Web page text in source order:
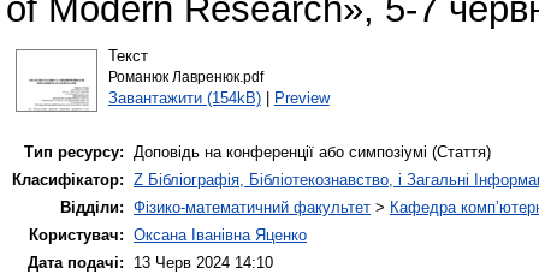
of Modern Research», 5-7
Текст
Романюк Лавренюк.pdf
Завантажити (154kB)| Preview
Тип ресурсу: Доповідь на конференції або симпозіумі (Стаття)
Класифікатор: Z Бібліографія, Бібліотекознавство, і Загальні
Відділи: Фізико-математичний факультет > Кафедра
Користувач: Оксана Іванівна Яценко
Дата подачі:
13 Черв 2024 14:10